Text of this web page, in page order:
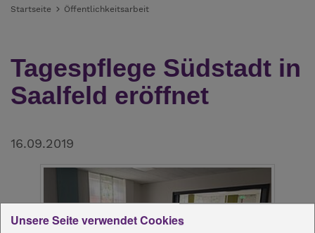
Startseite Öffentlichkeitsarbeit
Tagespflege Südstadt in
Saalfeld eröffnet
16.09.2019
Unsere Seite verwendet Cookies